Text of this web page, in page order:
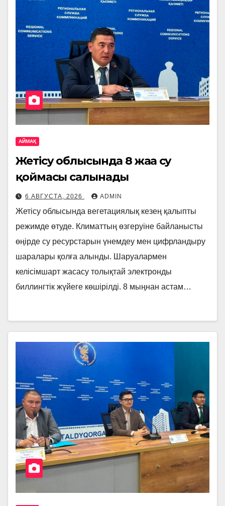
АЙМАҚ
Жетісу облысында 8 жаңа су
қоймасы салынады
6 АВГУСТА, 2026 ADMIN
Жетісу облысында вегетациялық кезең қалыпты
режимде өтуде. Климаттың өзгеруіне байланысты
өңірде су ресурстарын үнемдеу мен цифрландыру
шаралары қолға алынды. Шаруалармен
келісімшарт жасасу толықтай электронды
биллингтік жүйеге көшірілді. 8 мыңнан астам…